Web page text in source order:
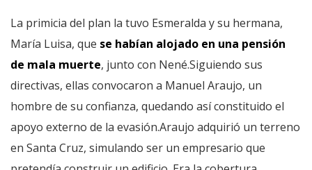
La primicia del plan la tuvo Esmeralda y su hermana,
María Luisa, que se habían alojado en una pensión
de mala muerte, junto con Nené.Siguiendo sus
directivas, ellas convocaron a Manuel Araujo, un
hombre de su confianza, quedando así constituido el
apoyo externo de la evasión.Araujo adquirió un terreno
en Santa Cruz, simulando ser un empresario que